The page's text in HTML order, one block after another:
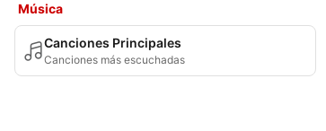
Música
Canciones Principales
Canciones más escuchadas